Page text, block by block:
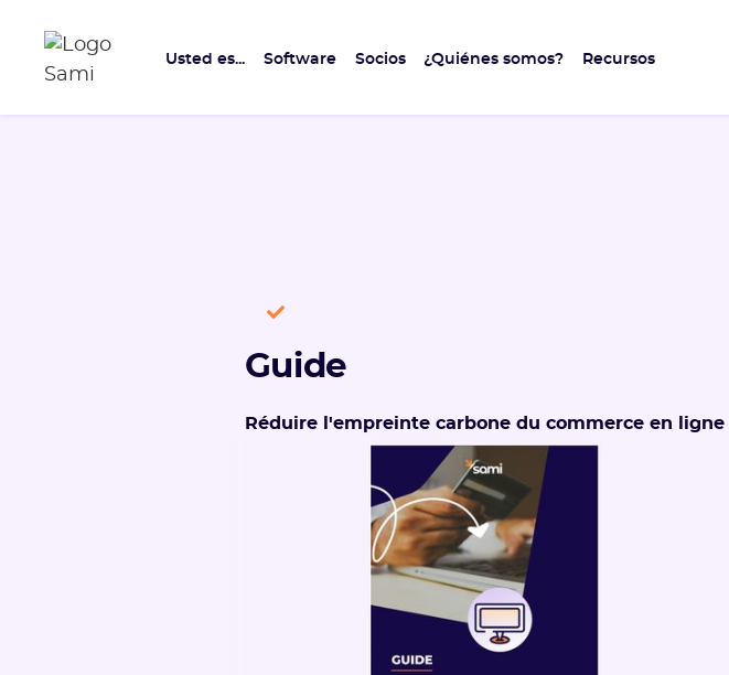
Usted es... Software Socios ¿Quiénes somos? Recursos
Guide
Réduire l'empreinte carbone du commerce en ligne